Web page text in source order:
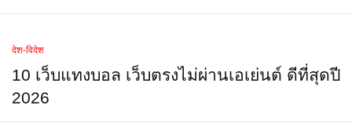
देश-विदेश
10 เว็บแทงบอล เว็บตรงไม่ผ่านเอเย่นต์ ดีที่สุดปี
2026